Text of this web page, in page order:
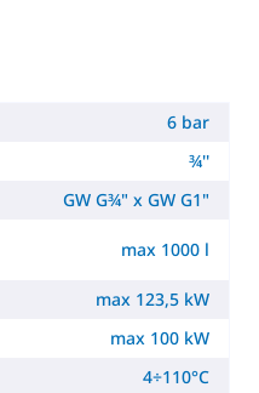
6 bar
¾''
GW G¾" x GW G1"
max 1000 l
max 123,5 kW
max 100 kW
4÷110°C